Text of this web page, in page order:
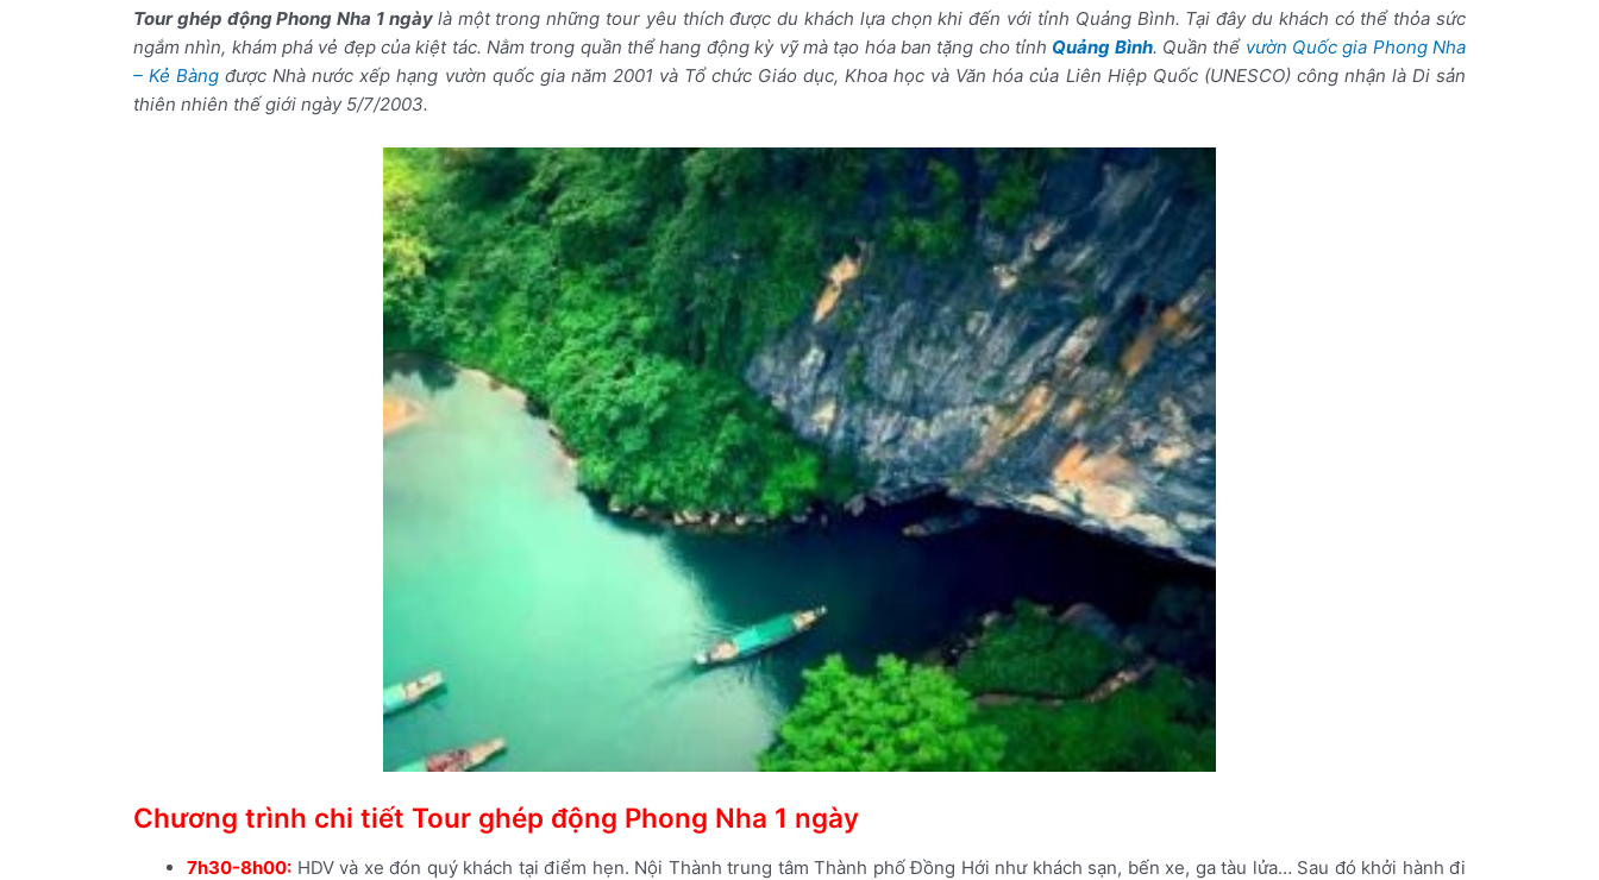
Tour ghép động Phong Nha 1 ngày là một trong những tour yêu thích được du khách lựa chọn khi đến với tỉnh Quảng Bình. Tại đây du khách có thể thỏa sức
ngắm nhìn, khám phá vẻ đẹp của kiệt tác. Nằm trong quần thể hang động kỳ vỹ mà tạo hóa ban tặng cho tỉnh Quảng Bình. Quần thể vườn Quốc gia Phong Nha
– Kẻ Bàng được Nhà nước xếp hạng vườn quốc gia năm 2001 và Tổ chức Giáo dục, Khoa học và Văn hóa của Liên Hiệp Quốc (UNESCO) công nhận là Di sản
thiên nhiên thế giới ngày 5/7/2003.
Chương trình chi tiết Tour ghép động Phong Nha 1 ngày
7h30-8h00: HDV và xe đón quý khách tại điểm hẹn. Nội Thành trung tâm Thành phố Đồng Hới như khách sạn, bến xe, ga tàu lửa… Sau đó khởi hành đi